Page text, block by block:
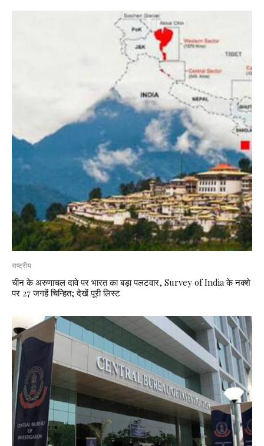
राष्ट्रीय
चीन के अरुणाचल दावे पर भारत का बड़ा पलटवार, Survey of India के नक्शे
पर 27 जगहें चिन्हित; देखें पूरी लिस्ट